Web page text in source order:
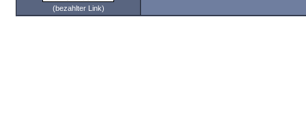
(bezahlter Link)